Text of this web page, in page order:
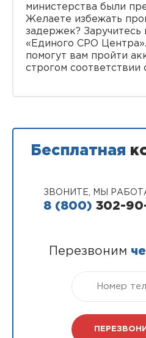
министерства были
Желаете избежать
задержек?
«Единого СРО
помогут вам пройти
строгом соответствии
Бесплатная
ЗВОНИТЕ, МЫ
8 (800) 302-
Перезвоним